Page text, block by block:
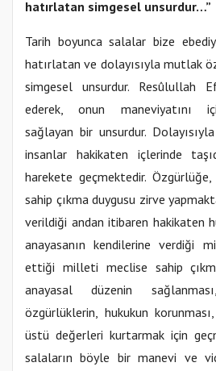
hatırlatan simgesel unsurdur…”
Tarih boyunca salalar bize
hatırlatan ve dolayısıyla mutlak
simgesel unsurdur. Resûlullah
ederek, onun maneviyatını
sağlayan bir unsurdur.
insanlar hakikaten içlerinde
harekete geçmektedir. Özgürlüğe,
sahip çıkma duygusu zirve
verildiği andan itibaren hakikaten
anayasanın kendilerine verdiği
ettiği milleti meclise sahip
anayasal düzenin
özgürlüklerin, hukukun
üstü değerleri kurtarmak için
salaların böyle bir manevi ve